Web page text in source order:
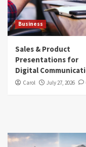
Business
Sales & Product
Presentations for
Digital
Carol July 27, 2026